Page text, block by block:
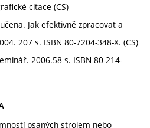
citace (CS)
Jak efektivně zpracovat a
207 s. ISBN 80-7204-348-X. (CS)
2006.58 s. ISBN 80-214-
psaných strojem nebo